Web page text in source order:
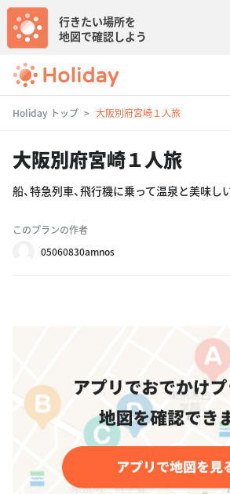
行きたい場所を
地図で確認しよう
Holiday トップ 大阪別府宮崎１人旅
大阪別府宮崎１人旅
船、特急列車、飛行機に乗って温泉と美味し
このプランの作者
05060830amnos